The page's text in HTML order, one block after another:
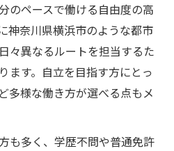
送自立を実現した体験談
配送で自立するための工
貨物配送自立のリアルな
のペースで働ける自由度の高
神奈川県横浜市のような都市
々異なるルートを担当するた
ます。自立を目指す方にとっ
多様な働き方が選べる点もメ
も多く、学歴不問や普通免許